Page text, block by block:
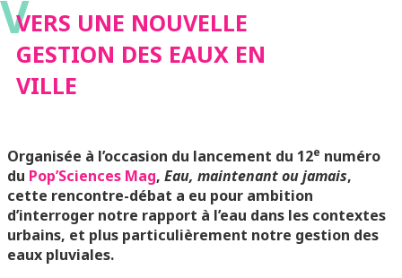
VVERS UNE NOUVELLE
GESTION DES EAUX EN
VILLE
Organisée à l’occasion du lancement du 12e numéro
du Pop’Sciences Mag, Eau, maintenant ou jamais,
cette rencontre-débat a eu pour ambition
d’interroger notre rapport à l’eau dans les contextes
urbains, et plus particulièrement notre gestion des
eaux pluviales.